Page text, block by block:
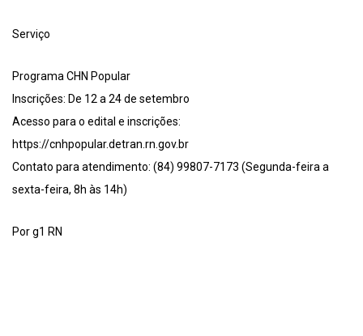
Serviço
Programa CHN Popular
Inscrições: De 12 a 24 de setembro
Acesso para o edital e inscrições:
https://cnhpopular.detran.rn.gov.br
Contato para atendimento: (84) 99807-7173 (Segunda-feira a
sexta-feira, 8h às 14h)
Por g1 RN